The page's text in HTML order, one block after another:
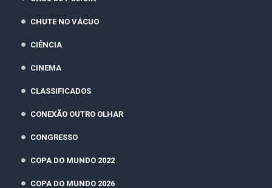
CHUTE NO VÁCUO
CIÊNCIA
CINEMA
CLASSIFICADOS
CONEXÃO OUTRO OLHAR
CONGRESSO
COPA DO MUNDO 2022
COPA DO MUNDO 2026